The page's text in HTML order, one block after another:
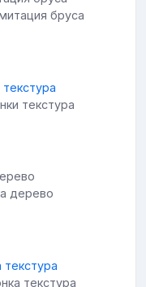
бруса
текстура
дерево
текстура